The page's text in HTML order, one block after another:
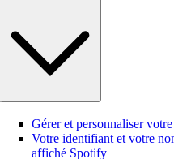
Gérer et personnaliser
Votre identifiant et votre
affiché Spotify